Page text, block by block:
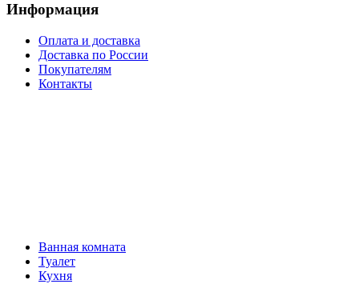
Информация
Оплата и доставка
Доставка по России
Покупателям
Контакты
Ванная комната
Туалет
Кухня